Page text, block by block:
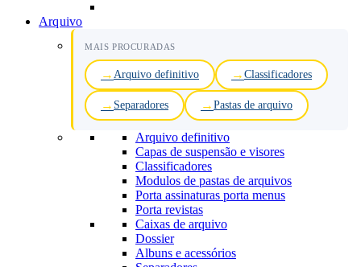
Arquivo
MAIS PROCURADAS
Arquivo definitivo Classificadores
Separadores Pastas de arquivo
Arquivo definitivo
Capas de suspensão e visores
Classificadores
Modulos de pastas de arquivos
Porta assinaturas porta menus
Porta revistas
Caixas de arquivo
Dossier
Albuns e acessórios